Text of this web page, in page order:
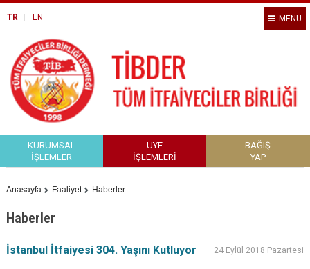
TR EN MENÜ
KURUMSAL
İŞLEMLER
ÜYE
İŞLEMLERİ
BAĞIŞ
YAP
Haberler
Faaliyet
Anasayfa
Haberler
İstanbul İtfaiyesi 304. Yaşını Kutluyor 24 Eylül 2018 Pazartesi